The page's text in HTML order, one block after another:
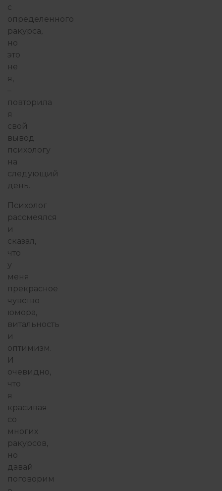
с
определенного
ракурса,
но
это
не
я,
–
повторила
я
свой
вывод
психологу
на
следующий
день.
Психолог
рассмеялся
и
сказал,
что
у
меня
прекрасное
чувство
юмора,
витальность
и
оптимизм.
И
очевидно,
что
я
красивая
со
многих
ракурсов,
но
давай
поговорим